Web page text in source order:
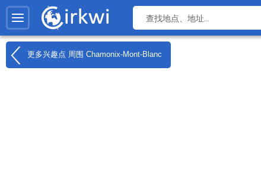
更多兴趣点 周围 Chamonix-Mont-Blanc